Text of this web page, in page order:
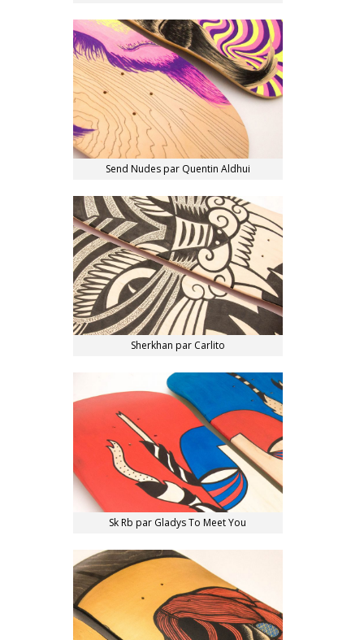
Send Nudes par Quentin Aldhui
Sherkhan par Carlito
Sk Rb par Gladys To Meet You